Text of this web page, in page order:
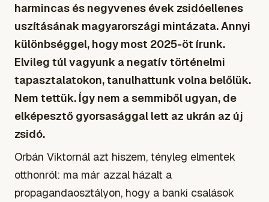
harmincas és negyvenes évek zsidóellenes
uszításának magyarországi mintázata. Annyi
különbséggel, hogy most 2025-öt írunk.
Elvileg túl vagyunk a negatív történelmi
tapasztalatokon, tanulhattunk volna belőlük.
Nem tettük. Így nem a semmiből ugyan, de
elképesztő gyorsasággal lett az ukrán az új
zsidó.
Orbán Viktornál azt hiszem, tényleg elmentek
otthonról: ma már azzal házalt a
propagandaosztályon, hogy a banki csalások